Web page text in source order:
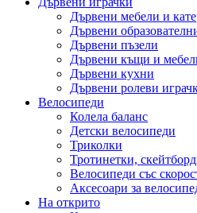
Дървени мебели и
Дървени
Дървени пъзели
Дървени къщи и
Дървени кухни
Дървени ролеви
Велосипеди
Колела баланс
Детски велосипеди
Триколки
Тротинетки,
Велосипеди със
Аксесоари за
На открито